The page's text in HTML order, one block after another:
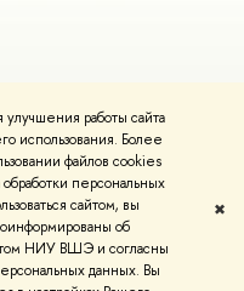
работы сайта
использования. Более
файлов cookies
персональных
сайтом, вы
об
НИУ ВШЭ и согласны
данных. Вы
✖
Условия использования
Карта сайта